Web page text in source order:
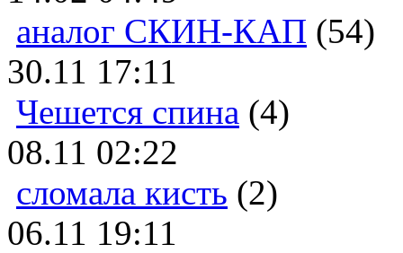
аналог СКИН-КАП (54)
30.11 17:11
Чешется спина (4)
08.11 02:22
сломала кисть (2)
06.11 19:11